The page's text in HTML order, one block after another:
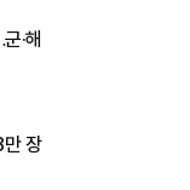
·해
장